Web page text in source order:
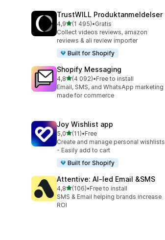
TrustWILL Produktanmeldelser
4,9av 5 stjerner
(1 495)
Totalt 1495 omtaler
•Gratis
Collect videos reviews, amazon
reviews & ali review importer
Built for Shopify
Shopify Messaging
4,8av 5 stjerner
(4 092)
Totalt 4092 omtaler
•Free to install
Email, SMS, and WhatsApp marketing
made for commerce
Joy Wishlist app
5,0av 5 stjerner
(11)
Totalt 11 omtaler
•Free
Create and manage personal wishlists
- Easily add to cart
Built for Shopify
Attentive: AI‑led Email &SMS
4,8av 5 stjerner
(106)
Totalt 106 omtaler
•Free to install
SMS & Email helping brands increase
ROI